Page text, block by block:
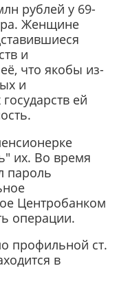
рублей у 69-
Женщине
и
что якобы из-
и
ей
их. Во время
пароль
Центробанком
операции.
профильной ст.
в